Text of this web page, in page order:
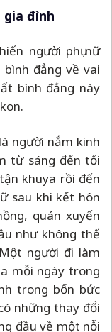
đình
người phụ nữ
đẳng về vai
bình đẳng này
người nắm kinh
từ sáng đến tối
khuya rồi đến
sau khi kết hôn
quán xuyến
như không thể
người đi làm
mỗi ngày trong
trong bốn bức
những thay đổi
đầu về một nỗi